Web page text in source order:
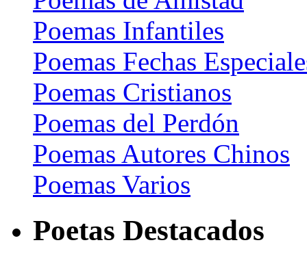
Poemas Infantiles
Poemas Fechas
Poemas Cristianos
Poemas del Perdón
Poemas Autores Chinos
Poemas Varios
Poetas Destacados